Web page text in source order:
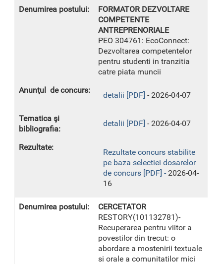
FORMATOR DEZVOLTARE
COMPETENTE
ANTREPRENORIALE
PEO 304761: EcoConnect:
Dezvoltarea competentelor
pentru studenti in tranzitia
catre piata muncii
detalii [PDF] - 2026-04-07
detalii [PDF] - 2026-04-07
Rezultate concurs stabilite
pe baza selectiei dosarelor
de concurs [PDF] - 2026-04-
16
CERCETATOR
RESTORY(101132781)-
Recuperarea pentru viitor a
povestilor din trecut: o
abordare a mostenirii textuale
si orale a comunitatilor mici